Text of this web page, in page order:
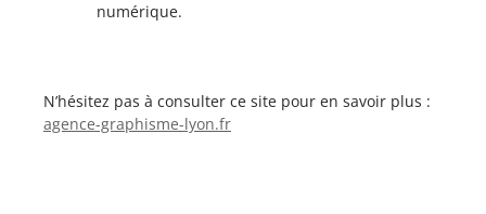
numérique.
N’hésitez pas à consulter ce site pour en savoir plus :
agence-graphisme-lyon.fr